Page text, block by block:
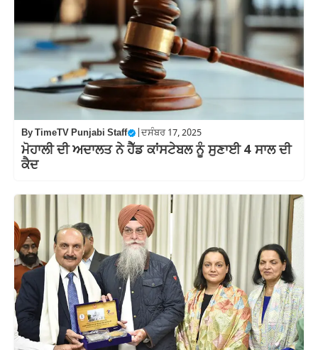
ByTimeTV Punjabi Staff ਦਸੰਬਰ 17, 2025
ਮੋਹਾਲੀ ਦੀ ਅਦਾਲਤ ਨੇ ਹੈੱਡ ਕਾਂਸਟੇਬਲ ਨੂੰ ਸੁਣਾਈ 4 ਸਾਲ ਦੀ
ਕੈਦ